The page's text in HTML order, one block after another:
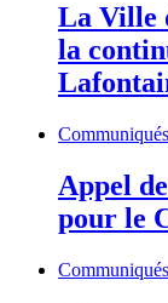
La Ville
la
Communiqués
Appel
pour le
Communiqués